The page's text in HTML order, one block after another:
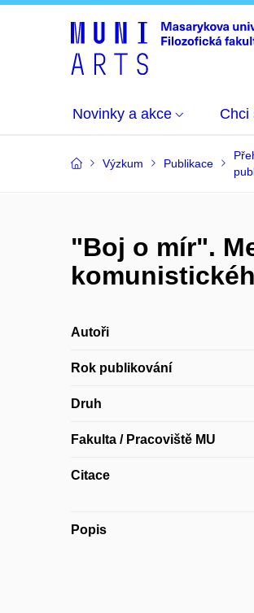
Novinky a akce Chci
Výzkum Publikace
"Boj o mír".
Autoři
Rok publikování
Druh
Fakulta / Pracoviště MU
Citace
Popis